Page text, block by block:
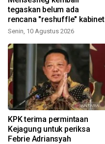
tegaskan belum ada
rencana "reshuffle" kabinet
Senin, 10 Agustus 2026
KPK terima permintaan
Kejagung untuk periksa
Febrie Adriansyah